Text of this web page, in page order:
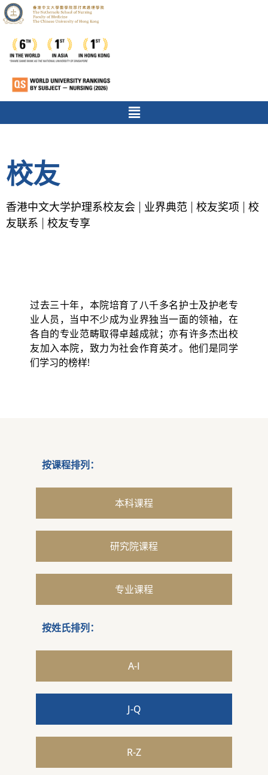
校友
香港中文大学护理系校友会 业界典范 校友奖项
校
友联系
校友专享
过去三十年，本院培育了八千多名护士及护老专
业人员，当中不少成为业界独当一面的领袖，在
各自的专业范畴取得卓越成就；亦有许多杰出校
友加入本院，致力为社会作育英才。他们是同学
们学习的榜样!
按课程排列：
本科课程
研究院课程
专业课程
按姓氏排列：
A-I
J-Q
R-Z